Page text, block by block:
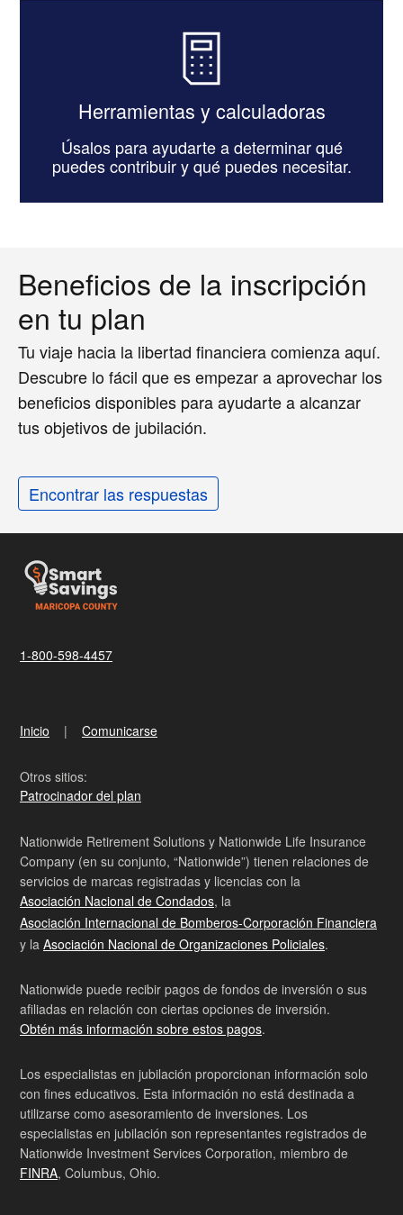
Herramientas y calculadoras
Úsalos para ayudarte a determinar qué
puedes contribuir y qué puedes necesitar.
Beneficios de la inscripción
en tu plan
Tu viaje hacia la libertad financiera comienza aquí.
Descubre lo fácil que es empezar a aprovechar los
beneficios disponibles para ayudarte a alcanzar
tus objetivos de jubilación.
Encontrar las respuestas
1-800-598-4457
Inicio Comunicarse
Otros sitios:
Patrocinador del plan
Nationwide Retirement Solutions y Nationwide Life Insurance
Company (en su conjunto, “Nationwide”) tienen relaciones de
servicios de marcas registradas y licencias con la
Asociación Nacional de Condados, la
Asociación Internacional de Bomberos-Corporación Financiera
y la Asociación Nacional de Organizaciones Policiales.
Nationwide puede recibir pagos de fondos de inversión o sus
afiliadas en relación con ciertas opciones de inversión.
Obtén más información sobre estos pagos.
Los especialistas en jubilación proporcionan información solo
con fines educativos. Esta información no está destinada a
utilizarse como asesoramiento de inversiones. Los
especialistas en jubilación son representantes registrados de
Nationwide Investment Services Corporation, miembro de
FINRA, Columbus, Ohio.